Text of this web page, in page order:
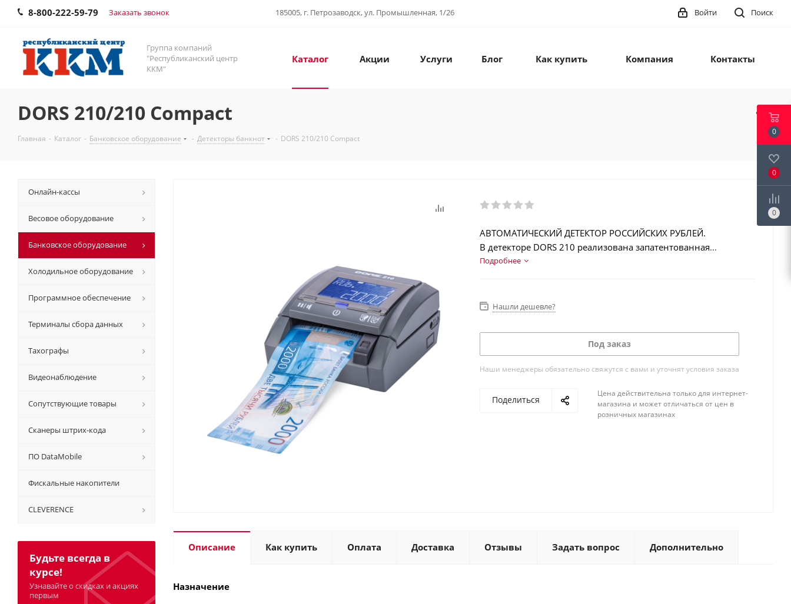
8-800-222-59-79 Заказать звонок 185005, г. Петрозаводск, ул. Промышленная, 1/26 Поиск
Войти
Группа компаний
"Республиканский центр
ККМ"
Каталог Акции Услуги Блог Как купить Компания Контакты
DORS 210/210 Compact
Главная - Каталог - Банковское оборудование - Детекторы банкнот - DORS 210/210 Compact
АВТОМАТИЧЕСКИЙ ДЕТЕКТОР РОССИЙСКИХ РУБЛЕЙ.
В детекторе DORS 210 реализована запатентованная
инновационная технология — модуль iAS
Подробнее
Нашли дешевле?
Под заказ
Наши менеджеры обязательно свяжутся с вами и уточнят условия заказа
Поделиться
Цена действительна только для интернет-
магазина и может отличаться от цен в
розничных магазинах
Описание Как купить Оплата Доставка Отзывы Задать вопрос Дополнительно
Назначение
Онлайн-кассы
Весовое оборудование
Банковское оборудование
Холодильное оборудование
Программное обеспечение
Терминалы сбора данных
Тахографы
Видеонаблюдение
Сопутствующие товары
Сканеры штрих-кода
ПО DataMobile
Фискальные накопители
CLEVERENCE
Будьте всегда в
курсе!
Узнавайте о скидках и акциях
первым
0
0
0